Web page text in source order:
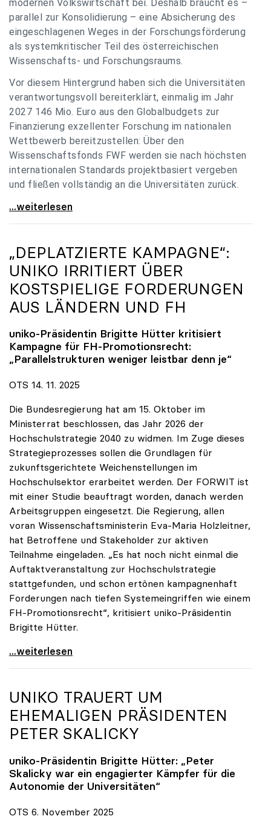
modernen Volkswirtschaft bei. Deshalb braucht es –
parallel zur Konsolidierung – eine Absicherung des
eingeschlagenen Weges in der Forschungsförderung
als systemkritischer Teil des österreichischen
Wissenschafts- und Forschungsraums.
Vor diesem Hintergrund haben sich die Universitäten
verantwortungsvoll bereiterklärt, einmalig im Jahr
2027 146 Mio. Euro aus den Globalbudgets zur
Finanzierung exzellenter Forschung im nationalen
Wettbewerb bereitzustellen: Über den
Wissenschaftsfonds FWF werden sie nach höchsten
internationalen Standards projektbasiert vergeben
und fließen vollständig an die Universitäten zurück.
Gemeinsam für einen starken Wissenschafts- und
...weiterlesen
„DEPLATZIERTE KAMPAGNE“:
UNIKO IRRITIERT ÜBER
KOSTSPIELIGE FORDERUNGEN
AUS LÄNDERN UND FH
uniko-Präsidentin Brigitte Hütter kritisiert
Kampagne für FH-Promotionsrecht:
„Parallelstrukturen weniger leistbar denn je“
OTS 14. 11. 2025
Die Bundesregierung hat am 15. Oktober im
Ministerrat beschlossen, das Jahr 2026 der
Hochschulstrategie 2040 zu widmen. Im Zuge dieses
Strategieprozesses sollen die Grundlagen für
zukunftsgerichtete Weichenstellungen im
Hochschulsektor erarbeitet werden. Der FORWIT ist
mit einer Studie beauftragt worden, danach werden
Arbeitsgruppen eingesetzt. Die Regierung, allen
voran Wissenschaftsministerin Eva-Maria Holzleitner,
hat Betroffene und Stakeholder zur aktiven
Teilnahme eingeladen. „Es hat noch nicht einmal die
Auftaktveranstaltung zur Hochschulstrategie
stattgefunden, und schon ertönen kampagnenhaft
Forderungen nach tiefen Systemeingriffen wie einem
FH-Promotionsrecht“, kritisiert uniko-Präsidentin
Brigitte Hütter.
„Deplatzierte Kampagne“: uniko irritiert über
...weiterlesen
UNIKO TRAUERT UM
EHEMALIGEN PRÄSIDENTEN
PETER SKALICKY
uniko-Präsidentin Brigitte Hütter: „Peter
Skalicky war ein engagierter Kämpfer für die
Autonomie der Universitäten“
OTS 6. November 2025